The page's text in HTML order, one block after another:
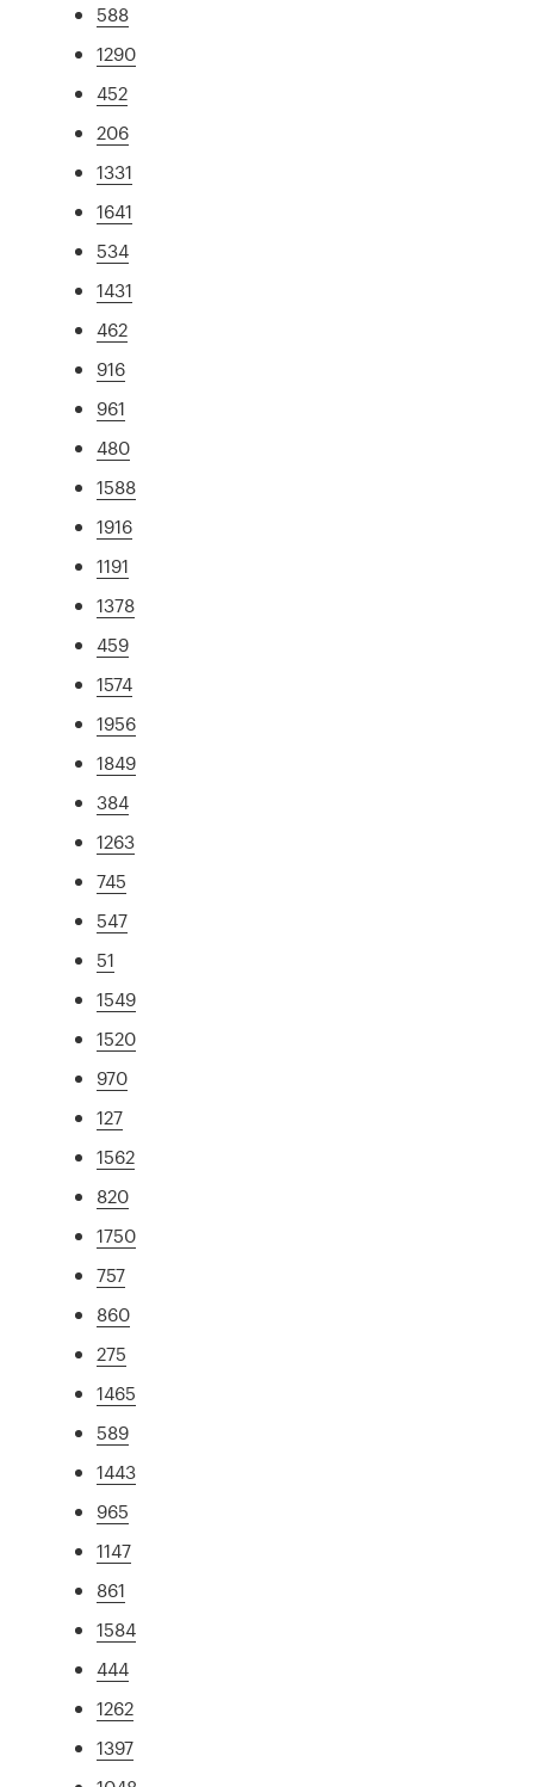
588
1290
452
206
1331
1641
534
1431
462
916
961
480
1588
1916
1191
1378
459
1574
1956
1849
384
1263
745
547
51
1549
1520
970
127
1562
820
1750
757
860
275
1465
589
1443
965
1147
861
1584
444
1262
1397